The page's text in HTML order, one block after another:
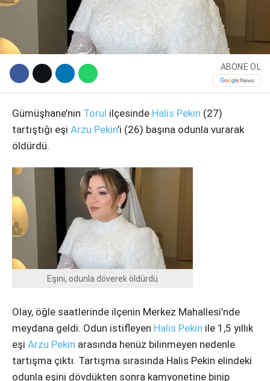
Youtube
ABONE OL
Gümüşhane’nin Torul ilçesinde Halis Pekin (27)
tartıştığı eşi Arzu Pekin’i (26) başına odunla vurarak
öldürdü.
Eşini, odunla döverek öldürdü
Olay, öğle saatlerinde ilçenin Merkez Mahallesi’nde
meydana geldi. Odun istifleyen Halis Pekin ile 1,5 yıllık
eşi Arzu Pekin arasında henüz bilinmeyen nedenle
tartışma çıktı. Tartışma sırasında Halis Pekin elindeki
odunla eşini dövdükten sonra kamyonetine binip